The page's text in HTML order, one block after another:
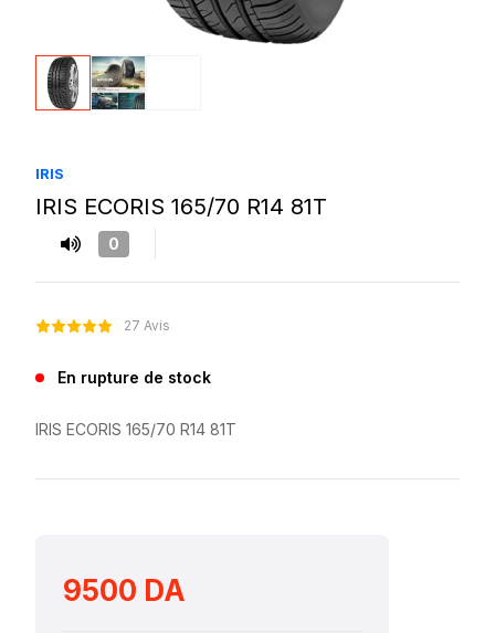
IRIS
IRIS ECORIS 165/70 R14 81T
0
27 Avis
En rupture de stock
IRIS ECORIS 165/70 R14 81T
9500 DA